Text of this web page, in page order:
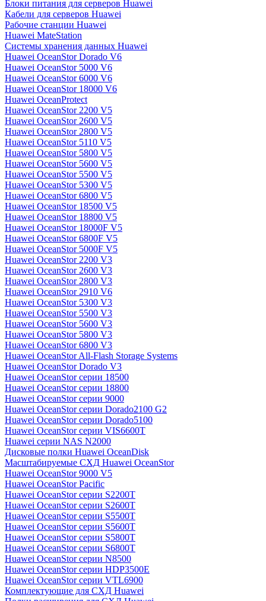
Блоки питания для серверов Huawei
Кабели для серверов Huawei
Рабочие станции Huawei
Huawei MateStation
Системы хранения данных Huawei
Huawei OceanStor Dorado V6
Huawei OceanStor 5000 V6
Huawei OceanStor 6000 V6
Huawei OceanStor 18000 V6
Huawei OceanProtect
Huawei OceanStor 2200 V5
Huawei OceanStor 2600 V5
Huawei OceanStor 2800 V5
Huawei OceanStor 5110 V5
Huawei OceanStor 5800 V5
Huawei OceanStor 5600 V5
Huawei OceanStor 5500 V5
Huawei OceanStor 5300 V5
Huawei OceanStor 6800 V5
Huawei OceanStor 18500 V5
Huawei OceanStor 18800 V5
Huawei OceanStor 18000F V5
Huawei OceanStor 6800F V5
Huawei OceanStor 5000F V5
Huawei OceanStor 2200 V3
Huawei OceanStor 2600 V3
Huawei OceanStor 2800 V3
Huawei OceanStor 2910 V6
Huawei OceanStor 5300 V3
Huawei OceanStor 5500 V3
Huawei OceanStor 5600 V3
Huawei OceanStor 5800 V3
Huawei OceanStor 6800 V3
Huawei OceanStor All-Flash Storage Systems
Huawei OceanStor Dorado V3
Huawei OceanStor серии 18500
Huawei OceanStor серии 18800
Huawei OceanStor серии 9000
Huawei OceanStor серии Dorado2100 G2
Huawei OceanStor серии Dorado5100
Huawei OceanStor серии VIS6600T
Huawei серии NAS N2000
Дисковые полки Huawei OceanDisk
Масштабируемые СХД Huawei OceanStor
Huawei OceanStor 9000 V5
Huawei OceanStor Pacific
Huawei OceanStor серии S2200T
Huawei OceanStor серии S2600T
Huawei OceanStor серии S5500T
Huawei OceanStor серии S5600T
Huawei OceanStor серии S5800T
Huawei OceanStor серии S6800T
Huawei OceanStor серии N8500
Huawei OceanStor серии HDP3500E
Huawei OceanStor серии VTL6900
Комплектующие для СХД Huawei